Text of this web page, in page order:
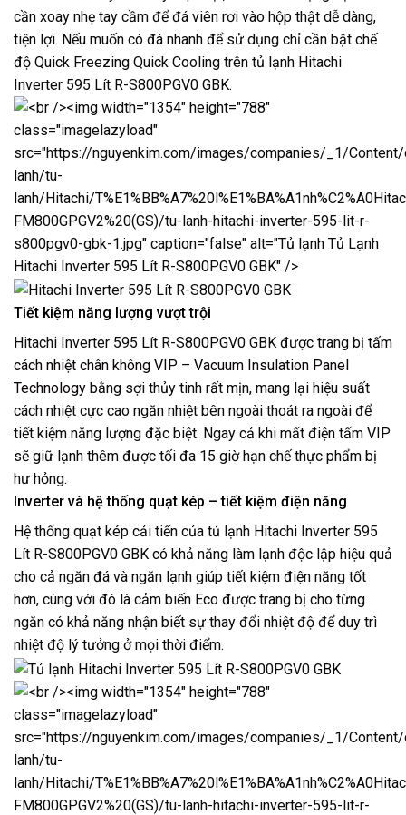
cần xoay nhẹ tay cầm để đá viên rơi vào hộp thật dễ dàng,
tiện lợi. Nếu muốn có đá nhanh để sử dụng chỉ cần bật chế
độ Quick Freezing Quick Cooling trên tủ lạnh Hitachi
Inverter 595 Lít R-S800PGV0 GBK.
Tiết kiệm năng lượng vượt trội
Hitachi Inverter 595 Lít R-S800PGV0 GBK được trang bị tấm
cách nhiệt chân không VIP – Vacuum Insulation Panel
Technology bằng sợi thủy tinh rất mịn, mang lại hiệu suất
cách nhiệt cực cao ngăn nhiệt bên ngoài thoát ra ngoài để
tiết kiệm năng lượng đặc biệt. Ngay cả khi mất điện tấm VIP
sẽ giữ lạnh thêm được tối đa 15 giờ hạn chế thực phẩm bị
hư hỏng.
Inverter và hệ thống quạt kép – tiết kiệm điện năng
Hệ thống quạt kép cải tiến của tủ lạnh Hitachi Inverter 595
Lít R-S800PGV0 GBK có khả năng làm lạnh độc lập hiệu quả
cho cả ngăn đá và ngăn lạnh giúp tiết kiệm điện năng tốt
hơn, cùng với đó là cảm biến Eco được trang bị cho từng
ngăn có khả năng nhận biết sự thay đổi nhiệt độ để duy trì
nhiệt độ lý tưởng ở mọi thời điểm.